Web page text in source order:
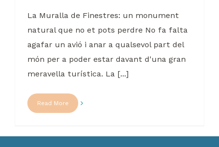
La Muralla de Finestres: un monument
natural que no et pots perdre No fa falta
agafar un avió i anar a qualsevol part del
món per a poder estar davant d'una gran
meravella turística. La [...]
Read More